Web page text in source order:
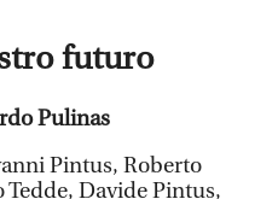
futuro
Pulinas
Pintus, Roberto
Davide Pintus,